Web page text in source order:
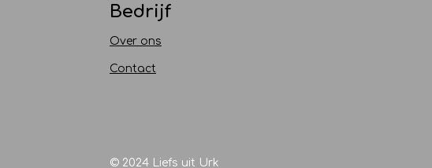
Bedrijf
Over ons
Contact
© 2024 Liefs uit Urk